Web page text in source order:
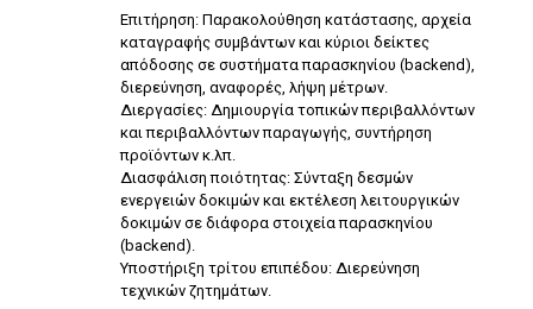
Επιτήρηση: Παρακολούθηση κατάστασης, αρχεία
καταγραφής συμβάντων και κύριοι δείκτες
απόδοσης σε συστήματα παρασκηνίου (backend),
διερεύνηση, αναφορές, λήψη μέτρων.
Διεργασίες: Δημιουργία τοπικών περιβαλλόντων
και περιβαλλόντων παραγωγής, συντήρηση
προϊόντων κ.λπ.
Διασφάλιση ποιότητας: Σύνταξη δεσμών
ενεργειών δοκιμών και εκτέλεση λειτουργικών
δοκιμών σε διάφορα στοιχεία παρασκηνίου
(backend).
Υποστήριξη τρίτου επιπέδου: Διερεύνηση
τεχνικών ζητημάτων.